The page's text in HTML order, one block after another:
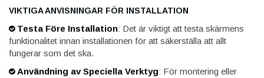
VIKTIGA ANVISNINGAR FÖR INSTALLATION
Testa Före Installation: Det är viktigt att testa skärmens
funktionalitet innan installationen för att säkerställa att allt
fungerar som det ska.
Användning av Speciella Verktyg: För montering eller